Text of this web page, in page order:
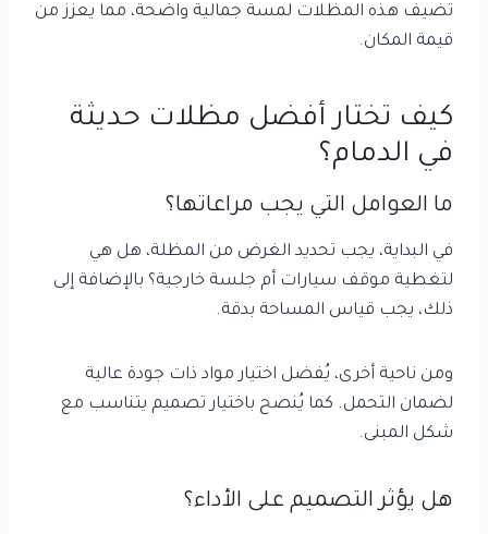
تضيف هذه المظلات لمسة جمالية واضحة، مما يعزز من
قيمة المكان.
كيف تختار أفضل مظلات حديثة
في الدمام؟
ما العوامل التي يجب مراعاتها؟
في البداية، يجب تحديد الغرض من المظلة، هل هي
لتغطية موقف سيارات أم جلسة خارجية؟ بالإضافة إلى
ذلك، يجب قياس المساحة بدقة.
ومن ناحية أخرى، يُفضل اختيار مواد ذات جودة عالية
لضمان التحمل. كما يُنصح باختيار تصميم يتناسب مع
شكل المبنى.
هل يؤثر التصميم على الأداء؟